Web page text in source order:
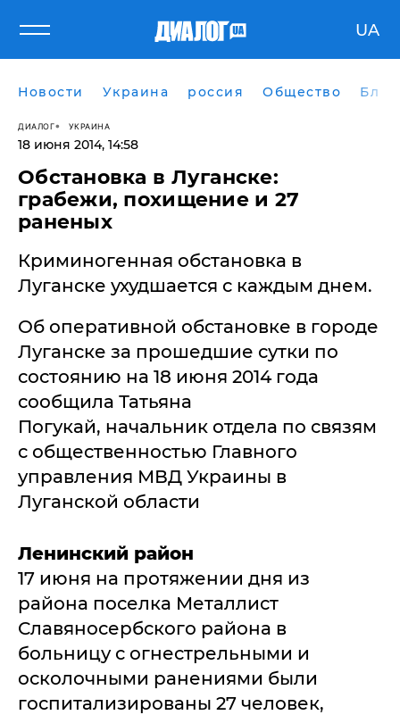
UA
Новости Украина россия Общество
ДИАЛОГ УКРАИНА
18 июня 2014, 14:58
Обстановка в Луганске:
грабежи, похищение и 27
раненых
Криминогенная обстановка в
Луганске ухудшается с каждым днем.
Об оперативной обстановке в городе
Луганске за прошедшие сутки по
состоянию на 18 июня 2014 года
сообщила Татьяна
Погукай, начальник отдела по связям
с общественностью Главного
управления МВД Украины в
Луганской области
Ленинский район
17 июня на протяжении дня из
района поселка Металлист
Славяносербского района в
больницу с огнестрельными и
осколочными ранениями были
госпитализированы 27 человек,